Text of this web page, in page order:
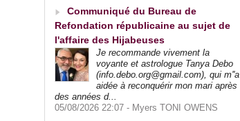
Communiqué du Bureau de
Refondation républicaine au sujet de
l'affaire des Hijabeuses
Je recommande vivement la
voyante et astrologue Tanya Debo
(info.debo.org@gmail.com), qui m''a
aidée à reconquérir mon mari après
des années d...
05/08/2026 22:07 - Myers TONI OWENS